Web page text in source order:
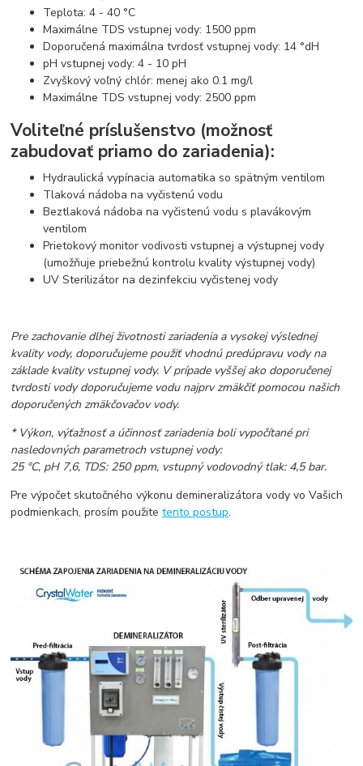
Teplota: 4 - 40 °C
Maximálne TDS vstupnej vody: 1500 ppm
Doporučená maximálna tvrdosť vstupnej vody: 14 °dH
pH vstupnej vody: 4 - 10 pH
Zvyškový voľný chlór: menej ako 0.1 mg/l
Maximálne TDS vstupnej vody: 2500 ppm
Voliteľné príslušenstvo (možnosť
zabudovať priamo do zariadenia):
Hydraulická vypínacia automatika so spätným ventilom
Tlaková nádoba na vyčistenú vodu
Beztlaková nádoba na vyčistenú vodu s plavákovým
ventilom
Prietokový monitor vodivosti vstupnej a výstupnej vody
(umožňuje priebežnú kontrolu kvality výstupnej vody)
UV Sterilizátor na dezinfekciu vyčistenej vody
Pre zachovanie dlhej životnosti zariadenia a vysokej výslednej
kvality vody, doporučujeme použiť vhodnú predúpravu vody na
základe kvality vstupnej vody. V prípade vyššej ako doporučenej
tvrdosti vody doporučujeme vodu najprv zmäkčiť pomocou našich
doporučených zmäkčovačov vody.
* Výkon, výťažnosť a účinnosť zariadenia boli vypočítané pri
nasledovných parametroch vstupnej vody:
25 °C, pH 7,6, TDS: 250 ppm, vstupný vodovodný tlak: 4,5 bar.
Pre výpočet skutočného výkonu demineralizátora vody vo Vašich
podmienkach, prosím použitetento postup.